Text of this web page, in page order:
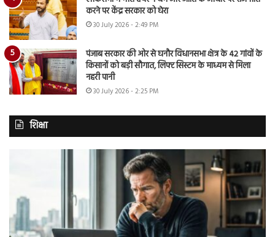
करने पर केंद्र सरकार को घेरा
30 July 2026 - 2:49 PM
पंजाब सरकार की ओर से घनौर विधानसभा क्षेत्र के 42 गांवों के
किसानों को बड़ी सौगात, लिफ्ट सिस्टम के माध्यम से मिला
नहरी पानी
30 July 2026 - 2:25 PM
शिक्षा